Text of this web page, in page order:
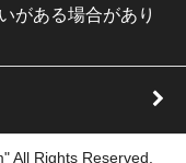
がある場合があり
All Rights Reserved.